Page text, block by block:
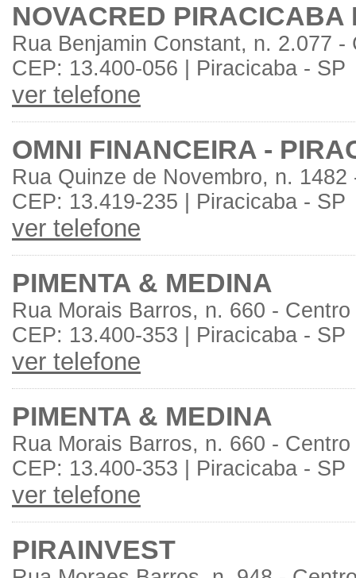
NOVACRED PIRACICABA
Rua Benjamin Constant, n. 2.077 -
CEP: 13.400-056 | Piracicaba - SP
ver telefone
OMNI FINANCEIRA -
Rua Quinze de Novembro, n. 1482
CEP: 13.419-235 | Piracicaba - SP
ver telefone
PIMENTA & MEDINA
Rua Morais Barros, n. 660 - Centro
CEP: 13.400-353 | Piracicaba - SP
ver telefone
PIMENTA & MEDINA
Rua Morais Barros, n. 660 - Centro
CEP: 13.400-353 | Piracicaba - SP
ver telefone
PIRAINVEST